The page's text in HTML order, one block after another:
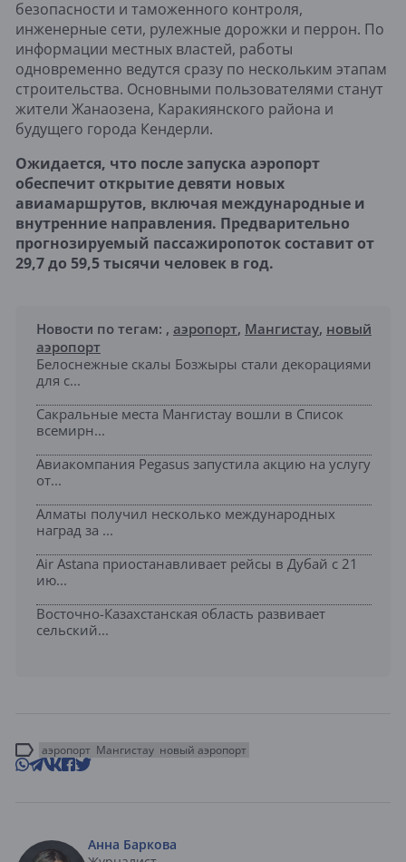
безопасности и таможенного контроля,
инженерные сети, рулежные дорожки и перрон. По
информации местных властей, работы
одновременно ведутся сразу по нескольким этапам
строительства. Основными пользователями станут
жители Жанаозена, Каракиянского района и
будущего города Кендерли.
Ожидается, что после запуска аэропорт
обеспечит открытие девяти новых
авиамаршрутов, включая международные и
внутренние направления. Предварительно
прогнозируемый пассажиропоток составит от
29,7 до 59,5 тысячи человек в год.
Новости по тегам: , аэропорт, Мангистау, новый
аэропорт
Белоснежные скалы Бозжыры стали декорациями
для с...
Сакральные места Мангистау вошли в Список
всемирн...
Авиакомпания Pegasus запустила акцию на услугу
от...
Алматы получил несколько международных
наград за ...
Air Astana приостанавливает рейсы в Дубай с 21
ию...
Восточно-Казахстанская область развивает
сельский...
аэропорт Мангистау новый аэропорт
Анна Баркова